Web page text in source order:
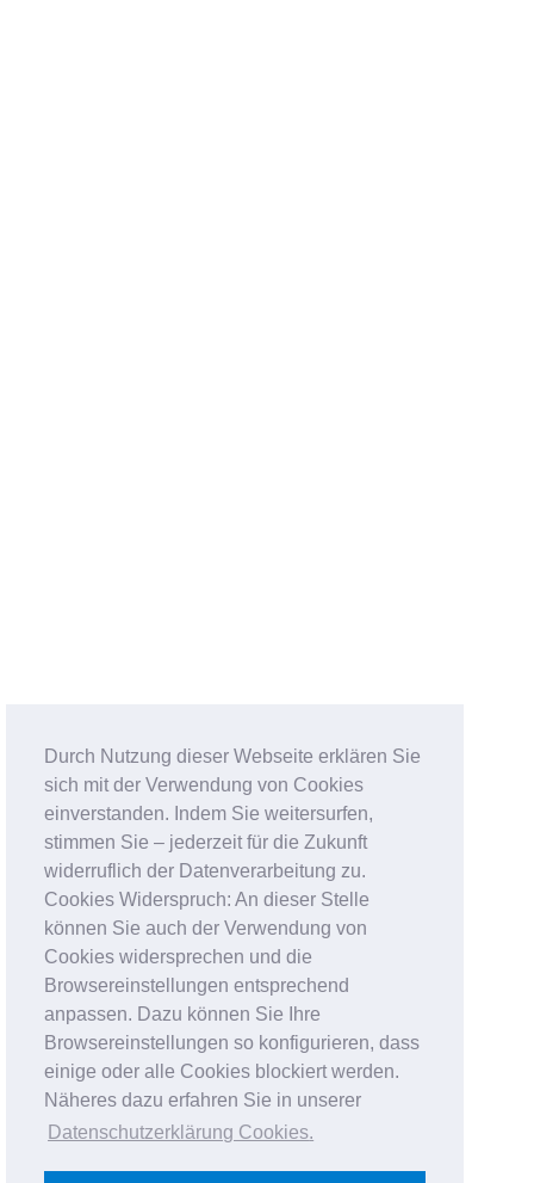
Durch Nutzung dieser Webseite erklären Sie
sich mit der Verwendung von Cookies
einverstanden. Indem Sie weitersurfen,
stimmen Sie – jederzeit für die Zukunft
widerruflich der Datenverarbeitung zu.
Cookies Widerspruch: An dieser Stelle
können Sie auch der Verwendung von
Cookies widersprechen und die
Browsereinstellungen entsprechend
anpassen. Dazu können Sie Ihre
Browsereinstellungen so konfigurieren, dass
einige oder alle Cookies blockiert werden.
Näheres dazu erfahren Sie in unserer
Datenschutzerklärung Cookies.